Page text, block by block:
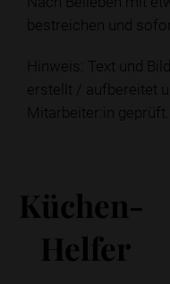
bestreichen und
Hinweis: Text und
erstellt / aufbereitet
Mitarbeiter:in geprüft.
Küchen-
Helfer